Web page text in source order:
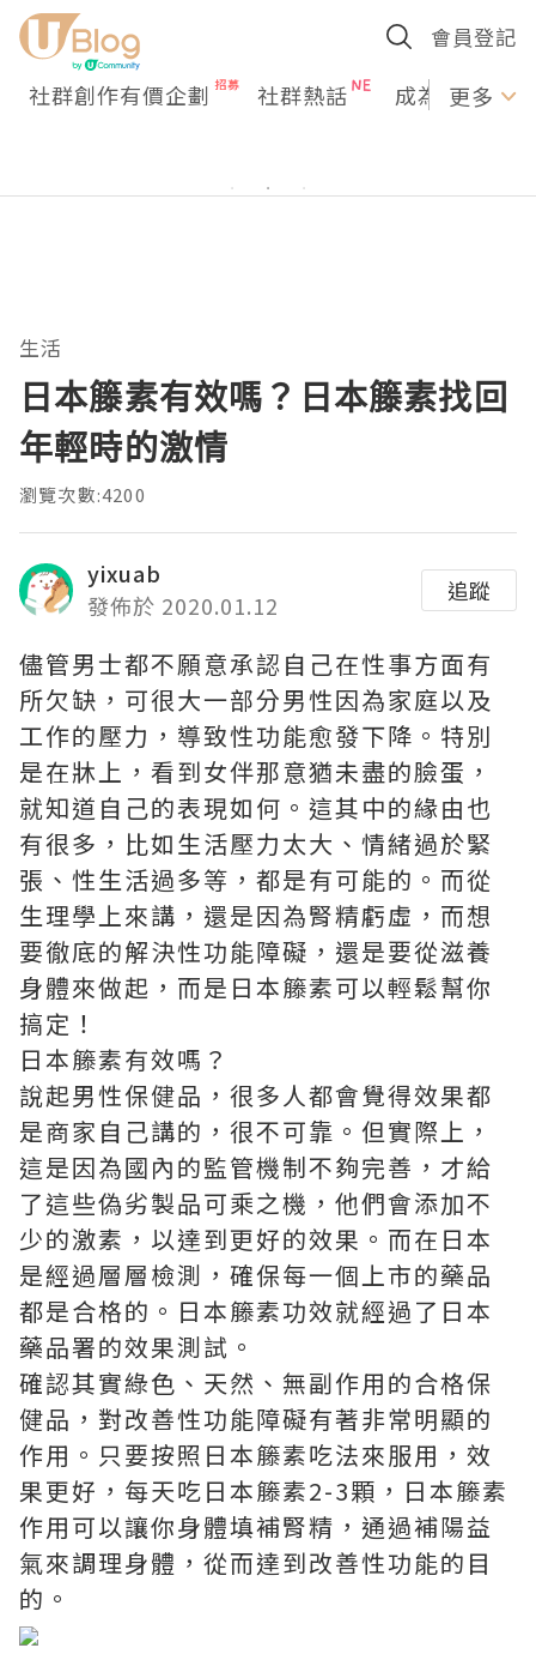
會員登記
社群創作有價企劃 社群熱話 成為U更多
生活
日本籐素有效嗎？日本籐素找回
年輕時的激情
瀏覽次數:4200
yixuab
發佈於 2020.01.12
追蹤
儘管男士都不願意承認自己在性事方面有
所欠缺，可很大一部分男性因為家庭以及
工作的壓力，導致性功能愈發下降。特別
是在牀上，看到女伴那意猶未盡的臉蛋，
就知道自己的表現如何。這其中的緣由也
有很多，比如生活壓力太大、情緒過於緊
張、性生活過多等，都是有可能的。而從
生理學上來講，還是因為腎精虧虛，而想
要徹底的解決性功能障礙，還是要從滋養
身體來做起，而是日本籐素可以輕鬆幫你
搞定！
日本籐素有效嗎？
說起男性保健品，很多人都會覺得效果都
是商家自己講的，很不可靠。但實際上，
這是因為國內的監管機制不夠完善，才給
了這些偽劣製品可乘之機，他們會添加不
少的激素，以達到更好的效果。而在日本
是經過層層檢測，確保每一個上市的藥品
都是合格的。日本籐素功效就經過了日本
藥品署的效果測試。
確認其實綠色、天然、無副作用的合格保
健品，對改善性功能障礙有著非常明顯的
作用。只要按照日本籐素吃法來服用，效
果更好，每天吃日本籐素2-3顆，日本籐素
作用可以讓你身體填補腎精，通過補陽益
氣來調理身體，從而達到改善性功能的目
的。